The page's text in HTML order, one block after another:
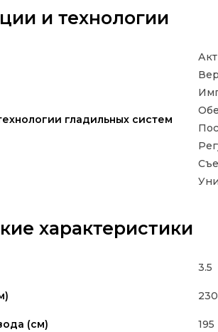
и технологии
гладильных систем
характеристики
3.5
230
(см) 195